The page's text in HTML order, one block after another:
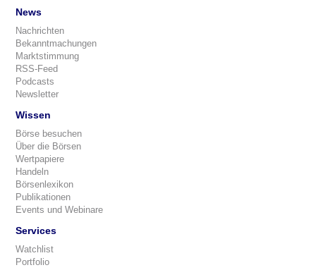
News
Nachrichten
Bekanntmachungen
Marktstimmung
RSS-Feed
Podcasts
Newsletter
Wissen
Börse besuchen
Über die Börsen
Wertpapiere
Handeln
Börsenlexikon
Publikationen
Events und Webinare
Services
Watchlist
Portfolio